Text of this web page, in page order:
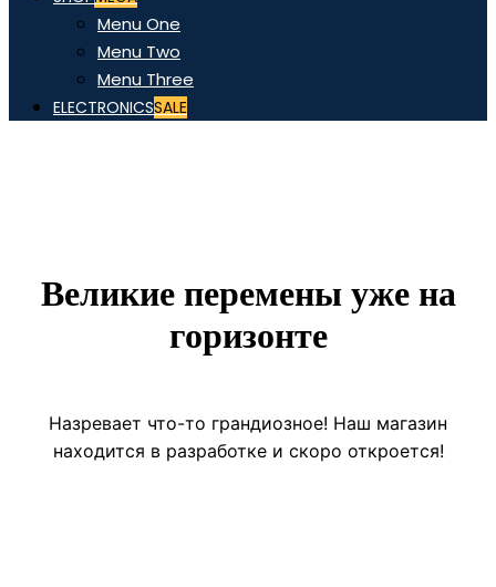
Menu One
Menu Two
Menu Three
ELECTRONICSSALE
Великие перемены уже на
горизонте
Назревает что-то грандиозное! Наш магазин
находится в разработке и скоро откроется!